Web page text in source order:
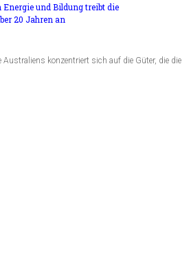
und Bildung treibt die
20 Jahren an
Australiens konzentriert sich auf die Güter, die die